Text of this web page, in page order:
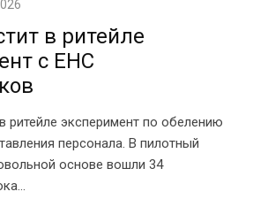
в ритейле
с ЕНС
ритейле эксперимент по обелению
персонала. В пилотный
основе вошли 34